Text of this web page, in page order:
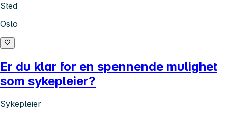
Sted
Oslo
Er du klar for en spennende mulighet
som sykepleier?
Sykepleier